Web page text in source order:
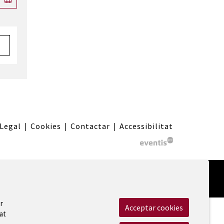
| Cookies | Contactar | Accessibilitat
Acceptar cookies